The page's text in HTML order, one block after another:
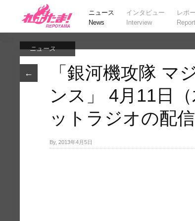
ニュース
News
インタビュー
Interview
レポ
Report
←
ニュース
「銀河機攻隊 マ
ンス」 4月11日
ットラジオの配
By, 2013年4月5日